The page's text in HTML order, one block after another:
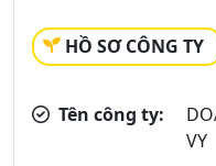
HỒ SƠ CÔNG TY
Tên công ty:
VY